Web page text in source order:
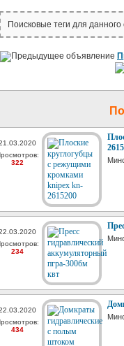
Поисковые теги для
322
234
434